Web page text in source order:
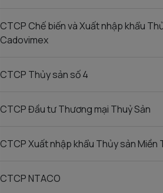
CTCP Chế biến và Xuất nhập khẩu
Cadovimex
CTCP Thủy sản số 4
CTCP Đầu tư Thương mại Thuỷ Sản
CTCP Xuất nhập khẩu Thủy sản Miền
CTCP NTACO